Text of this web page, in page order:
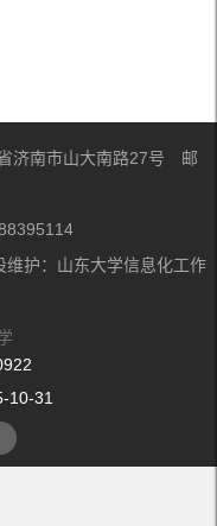
济南市山大南路27号 邮
护：山东大学信息化工作
-10-31